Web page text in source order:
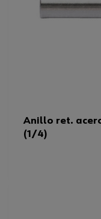
Anillo ret.
(1/4)